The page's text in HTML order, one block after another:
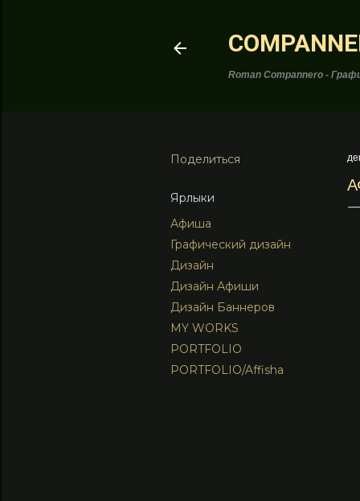
Roman Compannero -
Поделиться
Ярлыки
Афиша
Графический дизайн
Дизайн
Дизайн Афиши
Дизайн Баннеров
MY WORKS
PORTFOLIO
PORTFOLIO/Affisha